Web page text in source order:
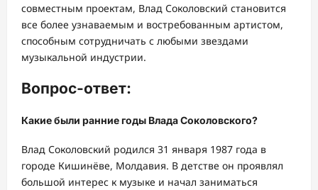
совместным проектам, Влад Соколовский становится
все более узнаваемым и востребованным артистом,
способным сотрудничать с любыми звездами
музыкальной индустрии.
Вопрос-ответ:
Какие были ранние годы Влада Соколовского?
Влад Соколовский родился 31 января 1987 года в
городе Кишинёве, Молдавия. В детстве он проявлял
большой интерес к музыке и начал заниматься